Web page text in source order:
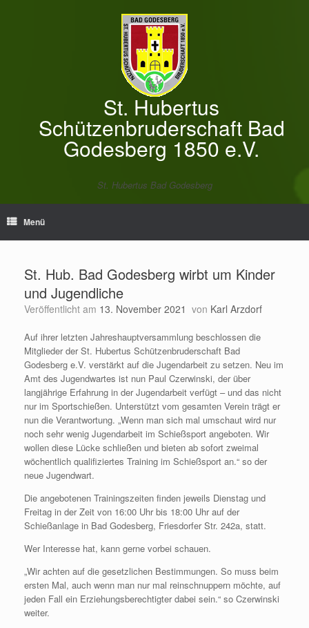
St. Hubertus
Schützenbruderschaft Bad
Godesberg 1850 e.V.
St. Hubertus Bad Godesberg
Menü
St. Hub. Bad Godesberg wirbt um Kinder
und Jugendliche
Veröffentlicht am 13. November 2021 von Karl Arzdorf
Auf ihrer letzten Jahreshauptversammlung beschlossen die
Mitglieder der St. Hubertus Schützenbruderschaft Bad
Godesberg e.V. verstärkt auf die Jugendarbeit zu setzen. Neu im
Amt des Jugendwartes ist nun Paul Czerwinski, der über
langjährige Erfahrung in der Jugendarbeit verfügt – und das nicht
nur im Sportschießen. Unterstützt vom gesamten Verein trägt er
nun die Verantwortung. „Wenn man sich mal umschaut wird nur
noch sehr wenig Jugendarbeit im Schießsport angeboten. Wir
wollen diese Lücke schließen und bieten ab sofort zweimal
wöchentlich qualifiziertes Training im Schießsport an.“ so der
neue Jugendwart.
Die angebotenen Trainingszeiten finden jeweils Dienstag und
Freitag in der Zeit von 16:00 Uhr bis 18:00 Uhr auf der
Schießanlage in Bad Godesberg, Friesdorfer Str. 242a, statt.
Wer Interesse hat, kann gerne vorbei schauen.
„Wir achten auf die gesetzlichen Bestimmungen. So muss beim
ersten Mal, auch wenn man nur mal reinschnuppern möchte, auf
jeden Fall ein Erziehungsberechtigter dabei sein.“ so Czerwinski
weiter.